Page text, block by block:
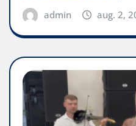
admin aug. 2,